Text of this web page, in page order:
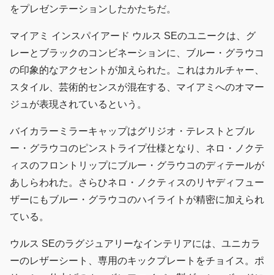
をプレゼンテーションしたかたちだ。
マイアミ インスパイアード ウルス SEのユニークは、グ
レーとブラックのコンビネーションに、ブルー・グラウコ
の印象的なアクセントが加えられた。これはカルチャー、
スタイル、芸術的センスが混在する、マイアミへのオマー
ジュが表現されているという。
バイカラーミラーキャップはグリジオ・テレストとブル
ー・グラウコのピンストライプ仕様となり、ネロ・ノクテ
ィスのフロントリップにブルー・グラウコのディテールが
あしらわれた。さらひネロ・ノクティスのリヤディフュー
ザーにもブルー・グラウコのハイライトが精密に加えられ
ている。
ウルス SEのラグジュアリーなインテリアには、ユニカラ
ーのレザーシート、専用のキックプレートをチョイス。ポ